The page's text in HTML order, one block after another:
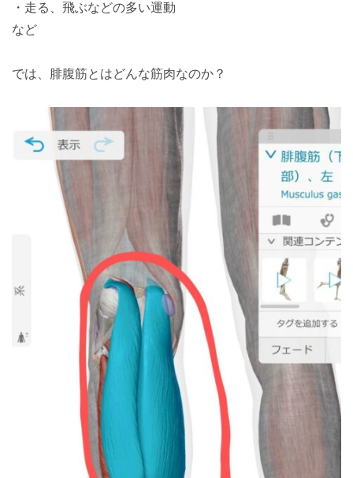
・走る、飛ぶなどの多い運動
など
では、腓腹筋とはどんな筋肉なのか？